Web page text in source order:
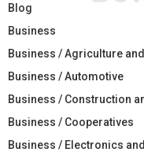
Blog
Business
Business / Agriculture
Business / Automotive
Business / Construction
Business / Cooperatives
Business / Electronics